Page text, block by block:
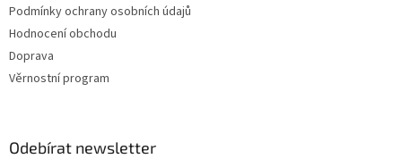
Podmínky ochrany osobních údajů
Hodnocení obchodu
Doprava
Věrnostní program
Odebírat newsletter